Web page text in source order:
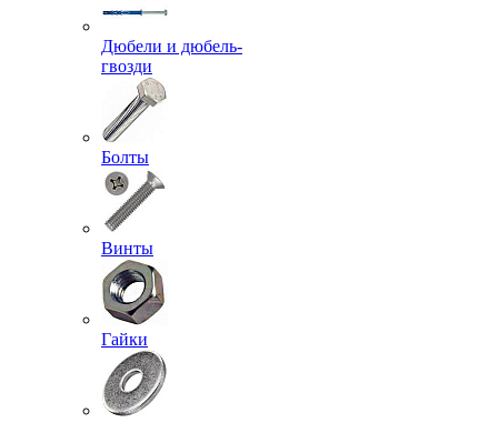
Дюбели и дюбель-
гвозди
Болты
Винты
Гайки